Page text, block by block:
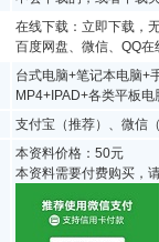
在线下载：立即下载，无
百度网盘、微信、QQ
台式电脑+笔记本电脑+
MP4+IPAD+各类平板电
支付宝（推荐）、微信
本资料价格：50元
本资料需要付费购买，